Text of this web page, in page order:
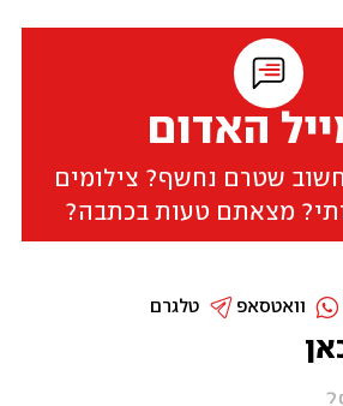
האדום
שטרם נחשף? צילומים
מצאתם טעות בכתבה?
טלגרם וואטסאפ